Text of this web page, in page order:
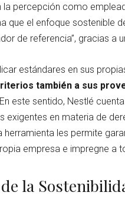
la percepción como
que el enfoque sostenible
de referencia”, gracias a
estándares en sus
también a sus
este sentido, Nestlé
exigentes en materia de
herramienta les permite
empresa e impregne a
la